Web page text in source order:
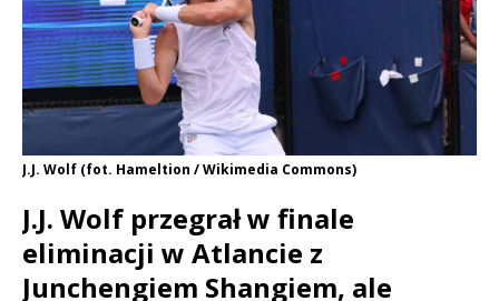
J.J. Wolf (fot. Hameltion / Wikimedia Commons)
J.J. Wolf przegrał w finale
eliminacji w Atlancie z
Junchengiem Shangiem, ale